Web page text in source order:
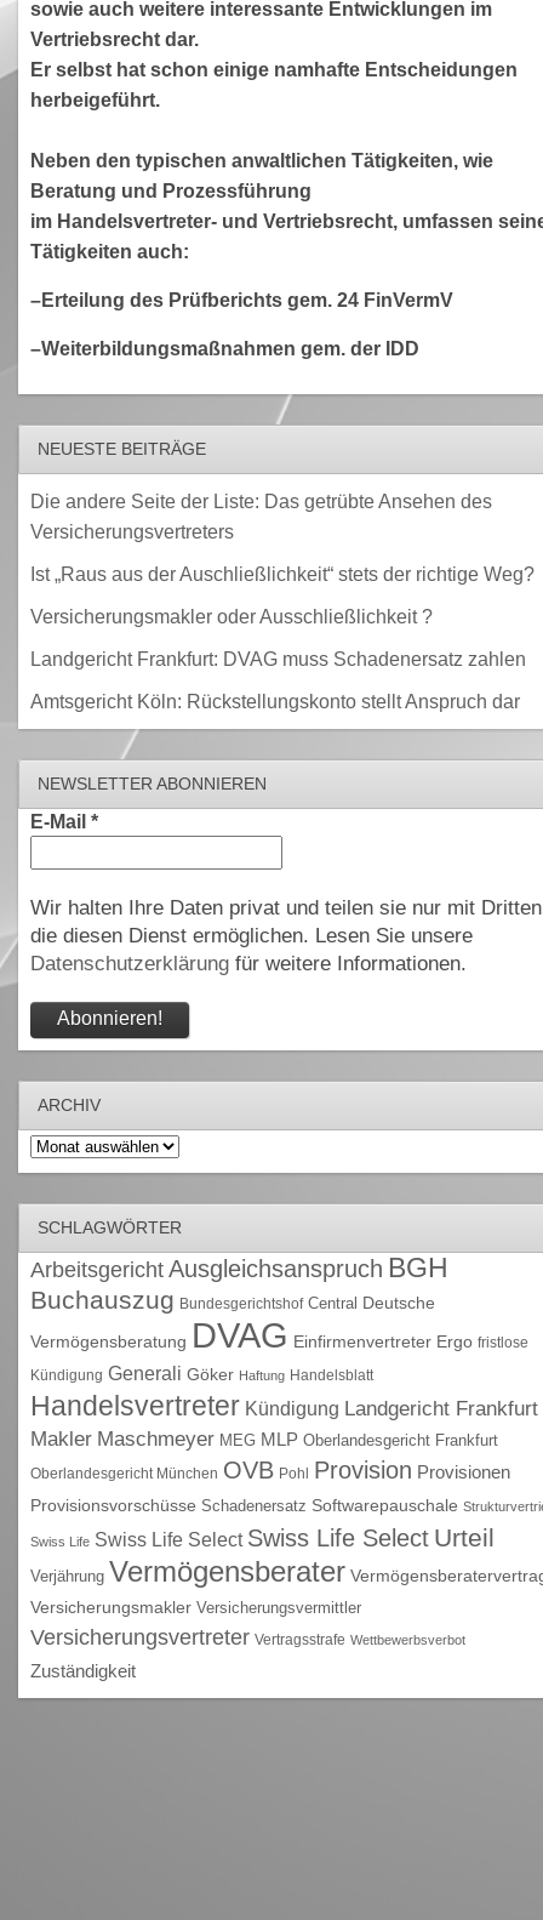
sowie auch weitere interessante Entwicklungen im
Vertriebsrecht dar.
Er selbst hat schon einige namhafte Entscheidungen
herbeigeführt.
Neben den typischen anwaltlichen Tätigkeiten, wie
Beratung und Prozessführung
im Handelsvertreter- und Vertriebsrecht, umfassen
Tätigkeiten auch:
–Erteilung des Prüfberichts gem. 24 FinVermV
–Weiterbildungsmaßnahmen gem. der IDD
NEUESTE BEITRÄGE
Die andere Seite der Liste: Das getrübte Ansehen des
Versicherungsvertreters
Ist „Raus aus der Auschließlichkeit“ stets der richtige Weg?
Versicherungsmakler oder Ausschließlichkeit ?
Landgericht Frankfurt: DVAG muss Schadenersatz zahlen
Amtsgericht Köln: Rückstellungskonto stellt Anspruch dar
NEWSLETTER ABONNIEREN
E-Mail *
Wir halten Ihre Daten privat und teilen sie nur mit
die diesen Dienst ermöglichen. Lesen Sie unsere
Datenschutzerklärungfür weitere Informationen.
ARCHIV
Archiv
SCHLAGWÖRTER
Arbeitsgericht Ausgleichsanspruch BGH
Buchauszug Bundesgerichtshof Central Deutsche
Vermögensberatung DVAG Einfirmenvertreter Ergo fristlose
Kündigung Generali Göker Haftung Handelsblatt
Handelsvertreter Kündigung Landgericht Frankfurt
Makler Maschmeyer MEG MLP Oberlandesgericht Frankfurt
Oberlandesgericht München OVB Pohl Provision Provisionen
Provisionsvorschüsse Schadenersatz Softwarepauschale
Swiss Life Swiss Life Select Swiss Life Select Urteil
Verjährung Vermögensberater
Versicherungsmakler Versicherungsvermittler
Versicherungsvertreter Vertragsstrafe Wettbewerbsverbot
Zuständigkeit